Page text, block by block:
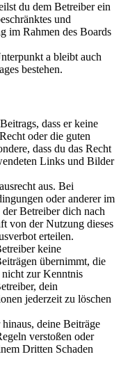
du dem Betreiber ein
und
im Rahmen des Boards
a bleibt auch
bestehen.
dass er keine
oder die guten
dass du das Recht
Links und Bilder
aus. Bei
oder anderer im
Betreiber dich nach
von der Nutzung dieses
erteilen.
keine
übernimmt, die
nicht zur Kenntnis
dein
jederzeit zu löschen
deine Beiträge
verstoßen oder
Dritten Schaden